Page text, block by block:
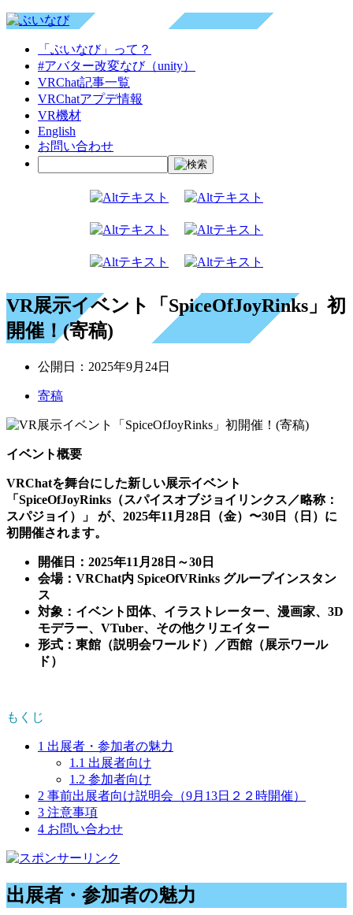
「ぶいなび」って？
#アバター改変なび（unity）
VRChat記事一覧
VRChatアプデ情報
VR機材
English
お問い合わせ
VR展示イベント「SpiceOfJoyRinks」初
開催！(寄稿)
公開日： 2025年9月24日
寄稿
イベント概要
VRChatを舞台にした新しい展示イベント
「SpiceOfJoyRinks（スパイスオブジョイリンクス／略称：
スパジョイ）」 が、2025年11月28日（金）〜30日（日）に
初開催されます。
開催日：2025年11月28日～30日
会場：VRChat内 SpiceOfVRinks グループインスタン
ス
対象：イベント団体、イラストレーター、漫画家、3D
モデラー、VTuber、その他クリエイター
形式：東館（説明会ワールド）／西館（展示ワール
ド）
もくじ
1 出展者・参加者の魅力
1.1 出展者向け
1.2 参加者向け
2 事前出展者向け説明会（9月13日２２時開催）
3 注意事項
4 お問い合わせ
出展者・参加者の魅力